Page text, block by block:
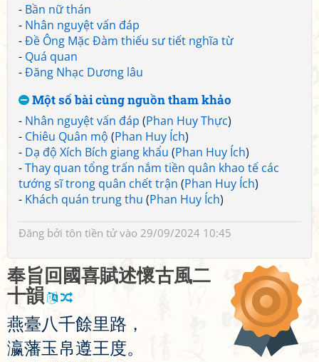
- Bần nữ thán
- Nhân nguyệt vấn đáp
-Đề Ông Mặc Đàm thiếu sư tiết nghĩa từ
- Quá quan
-Đăng Nhạc Dương lâu
Một số bài cùng nguồn tham khảo
- Nhân nguyệt vấn đáp (Phan Huy Thực)
- Chiêu Quân mộ (Phan Huy Ích)
- Dạ độ Xích Bích giang khẩu (Phan Huy Ích)
-Thay quan tổng trấn nắm tiền quân khao tế các
tướng sĩ trong quân chết trận (Phan Huy Ích)
- Khách quán trung thu (Phan Huy Ích)
Đăng bởi tôn tiền tửvào 29/09/2024 10:45
奉旨 回 國喜賦述懷古風二
十韻
燕臺八千餘里路 ，
瀛藩玉 帛遵王度。